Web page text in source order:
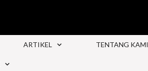
ARTIKEL TENTANG KAMI